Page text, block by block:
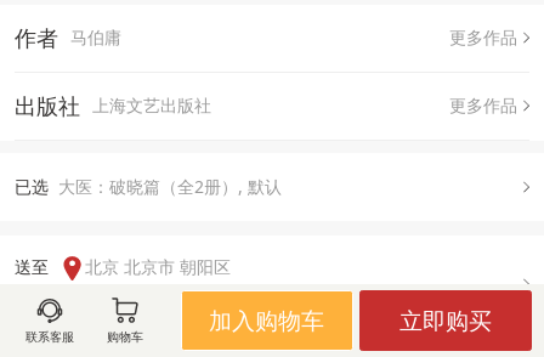
作者 马伯庸 更多作品
出版社 上海文艺出版社 更多作品
已选 大医：破晓篇（全2册）, 默认
送至
北京 北京市 朝阳区
联系客服 购物车
加入购物车 立即购买